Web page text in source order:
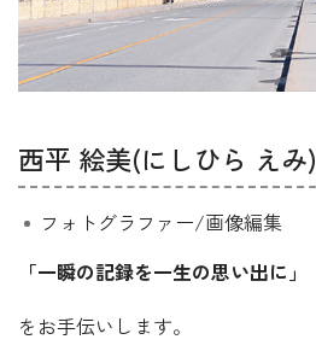
西平 絵美(にしひら えみ)
フォトグラファー/画像編集
「一瞬の記録を一生の思い出に」
をお手伝いします。